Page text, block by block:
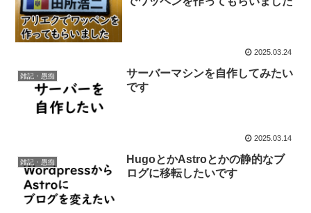
2025.03.24
雑記・愚痴
サーバーマシンを自作してみたい
です
2025.03.14
雑記・愚痴
HugoとかAstroとかの静的なブ
ログに移転したいです